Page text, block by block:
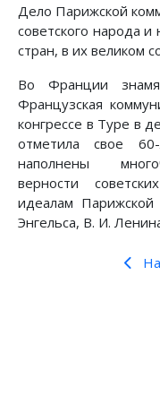
Дело Парижской
советского народа и
стран, в их великом
Во Франции
Французская
конгрессе в Туре в
отметила свое
наполнены
верности
идеалам
Энгельса, В. И.